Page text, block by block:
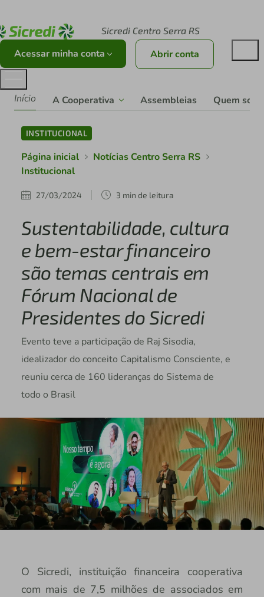
Sicredi Centro Serra RS
Acessar minha conta Abrir conta
Início A Cooperativa Assembleias Quem
INSTITUCIONAL
Página inicial
Notícias Centro Serra RS
Institucional
27/03/2024 3 min de leitura
Sustentabilidade, cultura
e bem-estar financeiro
são temas centrais em
Fórum Nacional de
Presidentes do Sicredi
Evento teve a participação de Raj Sisodia,
idealizador do conceito Capitalismo Consciente, e
reuniu cerca de 160 lideranças do Sistema de
todo o Brasil
O Sicredi, instituição financeira cooperativa
com mais de 7,5 milhões de associados em